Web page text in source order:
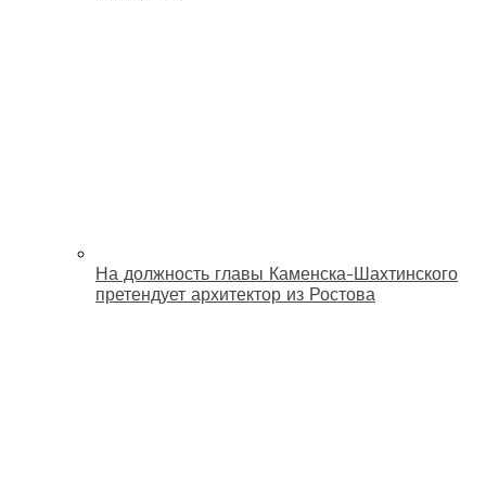
На должность главы Каменска-Шахтинского
претендует архитектор из Ростова